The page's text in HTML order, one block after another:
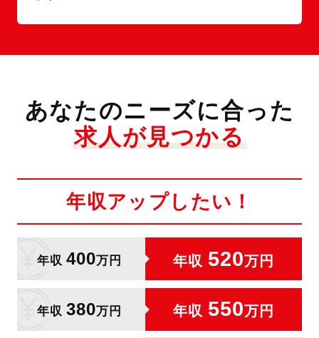
あなたのニーズに合った
求人が見つかる
年収アップしたい！
年収400万円 年収 520万円
年収380万円 年収 550万円